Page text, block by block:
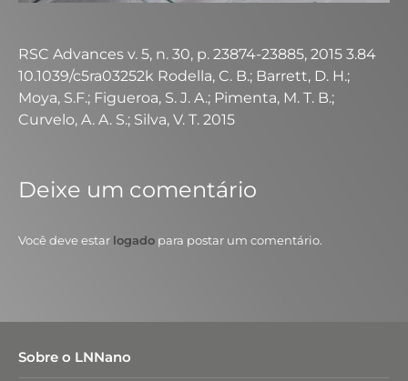
RSC Advances v. 5, n. 30, p. 23874-23885, 2015 3.84
10.1039/c5ra03252k Rodella, C. B.; Barrett, D. H.;
Moya, S.F.; Figueroa, S. J. A.; Pimenta, M. T. B.;
Curvelo, A. A. S.; Silva, V. T. 2015
Deixe um comentário
Você deve estar logado para postar um comentário.
Sobre o LNNano